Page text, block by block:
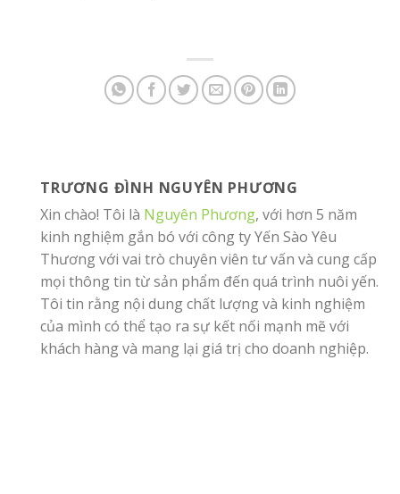
TRƯƠNG ĐÌNH NGUYÊN PHƯƠNG
Xin chào! Tôi là Nguyên Phương, với hơn 5 năm
kinh nghiệm gắn bó với công ty Yến Sào Yêu
Thương với vai trò chuyên viên tư vấn và cung cấp
mọi thông tin từ sản phẩm đến quá trình nuôi yến.
Tôi tin rằng nội dung chất lượng và kinh nghiệm
của mình có thể tạo ra sự kết nối mạnh mẽ với
khách hàng và mang lại giá trị cho doanh nghiệp.